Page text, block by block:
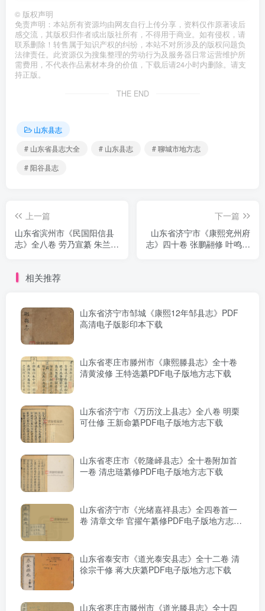
© 版权声明
免责声明：本站所有资源均由网友自行上传分享，资料仅作原著读后
感交流，其版权归作者或出版社所有，不得用于商业。如有侵权，请
联系删除！转售属于知识产权的纠纷，本站不对所涉及的版权问题负
法律责任。此资源仅为搜集整理的劳动行为及服务器日常运营维护所
需费用，不代表作品素材本身的价值，下载后请24小时内删除。请支
持正版。
THE END
山东县志
# 山东省县志大全
# 山东县志
# 聊城市地方志
# 阳谷县志
上一篇
山东省滨州市《民国阳信县
志》全八卷 劳乃宣纂 朱兰修
下一篇
山东省济宁市《康熙兖州府
志》四十卷 张鹏翮修 叶鸣銮
相关推荐
山东省济宁市邹城《康熙12年邹县志》PDF
高清电子版影印本下载
山东省枣庄市滕州市《康熙滕县志》全十卷
清黄浚修 王特选纂PDF电子版地方志下载
山东省济宁市《万历汶上县志》全八卷 明栗
可仕修 王新命纂PDF电子版地方志下载
山东省枣庄市《乾隆峄县志》全十卷附加首
一卷 清忠琏纂修PDF电子版地方志下载
山东省济宁市《光绪嘉祥县志》全四卷首一
卷 清章文华 官擢午纂修PDF电子版地方志下
山东省泰安市《道光泰安县志》全十二卷 清
徐宗干修 蒋大庆纂PDF电子版地方志下载
山东省枣庄市滕州市《道光滕县志》全十四